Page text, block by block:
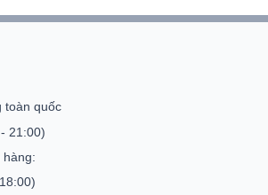
toàn quốc
21:00)
hàng: